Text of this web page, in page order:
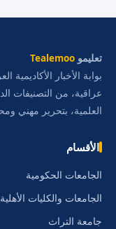
تعليمو Tealemoo
عراقية، من التصنيفات
العلمية، بتحرير مهني
الأقسام
الجامعات الحكومية
الجامعات والكليات الأهلية
جامعة التراث